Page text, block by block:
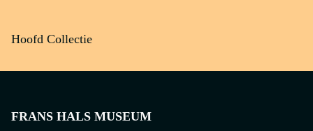
Hoofd Collectie
FRANS HALS MUSEUM